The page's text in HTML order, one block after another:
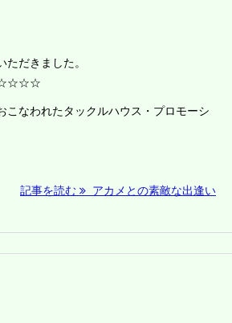
だきました。
なわれたタックルハウス・プロモーシ
記事を読む アカメとの素敵な出逢い